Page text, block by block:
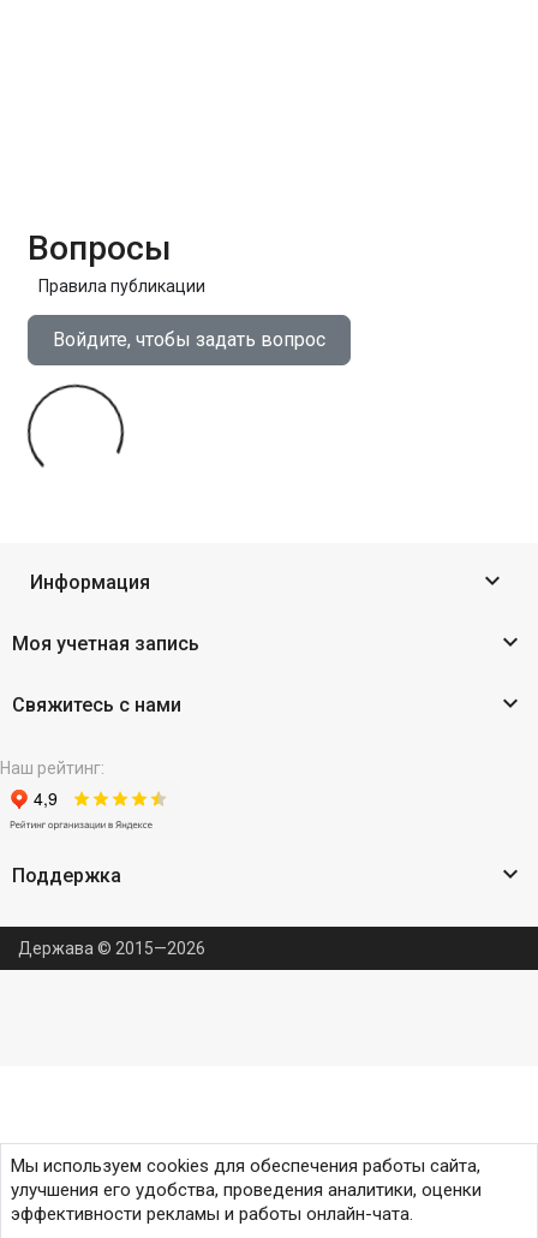
Вопросы
Правила публикации
Войдите, чтобы задать вопрос
Информация 
Моя учетная запись 
Свяжитесь с нами 
Наш рейтинг:
Поддержка 
Держава © 2015—2026
Мы используем cookies для обеспечения работы сайта,
улучшения его удобства, проведения аналитики, оценки
эффективности рекламы и работы онлайн-чата.